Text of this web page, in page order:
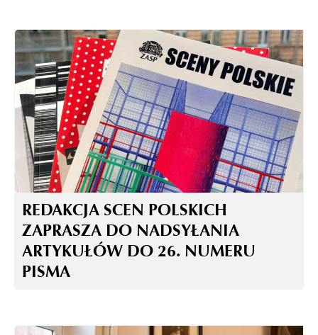
REDAKCJA SCEN POLSKICH
ZAPRASZA DO NADSYŁANIA
ARTYKUŁÓW DO 26. NUMERU
PISMA